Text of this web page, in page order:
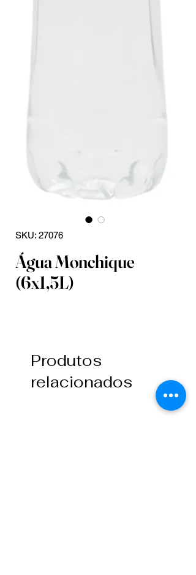
SKU: 27076
Água Monchique
(6x1,5L)
Produtos
relacionados